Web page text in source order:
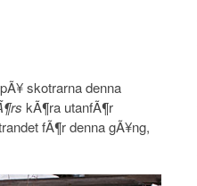
skotrarna denna
kÃ¶ra utanfÃ¶r
fÃ¶r denna gÃ¥ng,